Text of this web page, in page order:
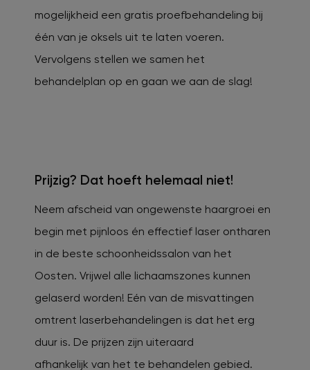
mogelijkheid een gratis proefbehandeling bij
één van je oksels uit te laten voeren.
Vervolgens stellen we samen het
behandelplan op en gaan we aan de slag!
Prijzig? Dat hoeft helemaal niet!
Neem afscheid van ongewenste haargroei en
begin met pijnloos én effectief laser ontharen
in de beste schoonheidssalon van het
Oosten. Vrijwel alle lichaamszones kunnen
gelaserd worden! Eén van de misvattingen
omtrent laserbehandelingen is dat het erg
duur is. De prijzen zijn uiteraard
afhankelijk van het te behandelen gebied.